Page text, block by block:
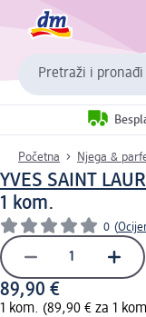
Pretraži i pronađi
Početna Njega &
YVES SAINT
1 kom.
0 (
89,90 €
1 kom. (89,90 € za 1